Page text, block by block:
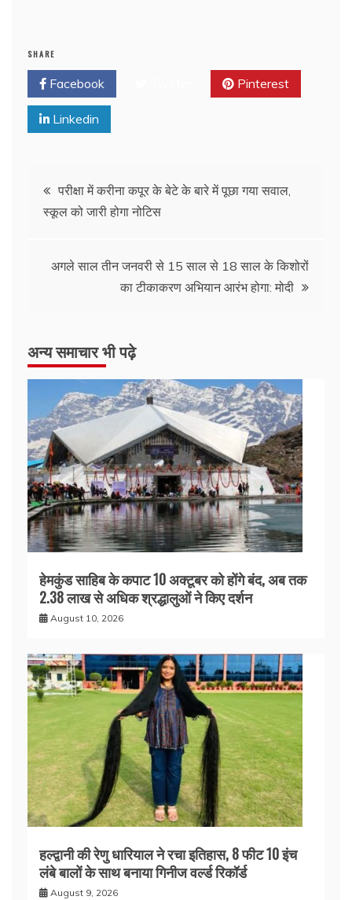
SHARE
Facebook Pinterest
Linkedin
परीक्षा में करीना कपूर के बेटे के बारे में पूछा गया सवाल,
स्कूल को जारी होगा नोटिस
अगले साल तीन जनवरी से 15 साल से 18 साल के किशोरों
का टीकाकरण अभियान आरंभ होगा: मोदी
अन्य समाचार भी पढ़े
हेमकुंड साहिब के कपाट 10 अक्टूबर को होंगे बंद, अब तक
2.38 लाख से अधिक श्रद्धालुओं ने किए दर्शन
August 10, 2026
हल्द्वानी की रेणु धारियाल ने रचा इतिहास, 8 फीट 10 इंच
लंबे बालों के साथ बनाया गिनीज वर्ल्ड रिकॉर्ड
August 9, 2026